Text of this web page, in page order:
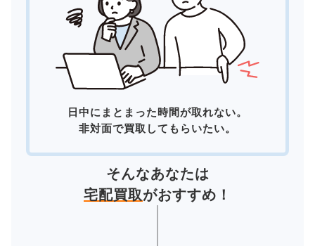
日中にまとまった時間が取れない。
非対面で買取してもらいたい。
そんなあなたは
宅配買取がおすすめ！